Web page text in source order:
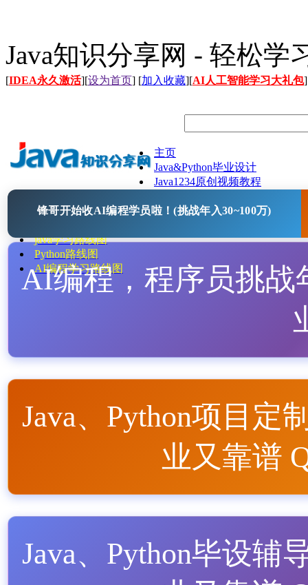
Java知识分享网 - 轻松学
[IDEA永久激活][设为首页] [加入收藏][AI人工智能学习大礼包]
主页
Java&Python毕业设计
Java1234原创视频教程
Java开源项目
java学习路线图
Python路线图
AI编程学习路线图
锋哥开始收AI编程学员啦！(挑战年入30~100万)
AI编程，程序员挑战
Java、Python项目定
业又靠谱
Java、Python毕设辅